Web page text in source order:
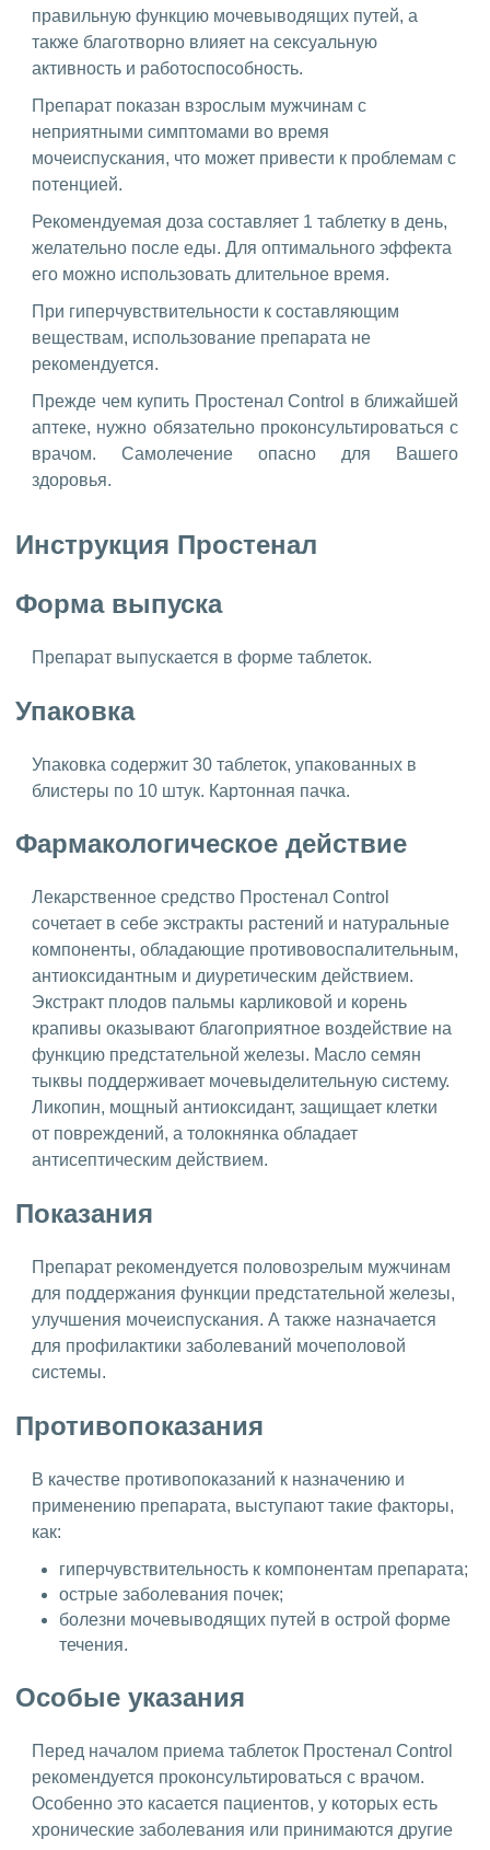
правильную функцию мочевыводящих путей, а
также благотворно влияет на сексуальную
активность и работоспособность.
Препарат показан взрослым мужчинам с
неприятными симптомами во время
мочеиспускания, что может привести к проблемам с
потенцией.
Рекомендуемая доза составляет 1 таблетку в день,
желательно после еды. Для оптимального эффекта
его можно использовать длительное время.
При гиперчувствительности к составляющим
веществам, использование препарата не
рекомендуется.
Прежде чем купить Простенал Control в ближайшей
аптеке, нужно обязательно проконсультироваться с
врачом. Самолечение опасно для Вашего
здоровья.
Инструкция Простенал
Форма выпуска
Препарат выпускается в форме таблеток.
Упаковка
Упаковка содержит 30 таблеток, упакованных в
блистеры по 10 штук. Картонная пачка.
Фармакологическое действие
Лекарственное средство Простенал Control
сочетает в себе экстракты растений и натуральные
компоненты, обладающие противовоспалительным,
антиоксидантным и диуретическим действием.
Экстракт плодов пальмы карликовой и корень
крапивы оказывают благоприятное воздействие на
функцию предстательной железы. Масло семян
тыквы поддерживает мочевыделительную систему.
Ликопин, мощный антиоксидант, защищает клетки
от повреждений, а толокнянка обладает
антисептическим действием.
Показания
Препарат рекомендуется половозрелым мужчинам
для поддержания функции предстательной железы,
улучшения мочеиспускания. А также назначается
для профилактики заболеваний мочеполовой
системы.
Противопоказания
В качестве противопоказаний к назначению и
применению препарата, выступают такие факторы,
как:
гиперчувствительность к компонентам препарата;
острые заболевания почек;
болезни мочевыводящих путей в острой форме
течения.
Особые указания
Перед началом приема таблеток Простенал Control
рекомендуется проконсультироваться с врачом.
Особенно это касается пациентов, у которых есть
хронические заболевания или принимаются другие